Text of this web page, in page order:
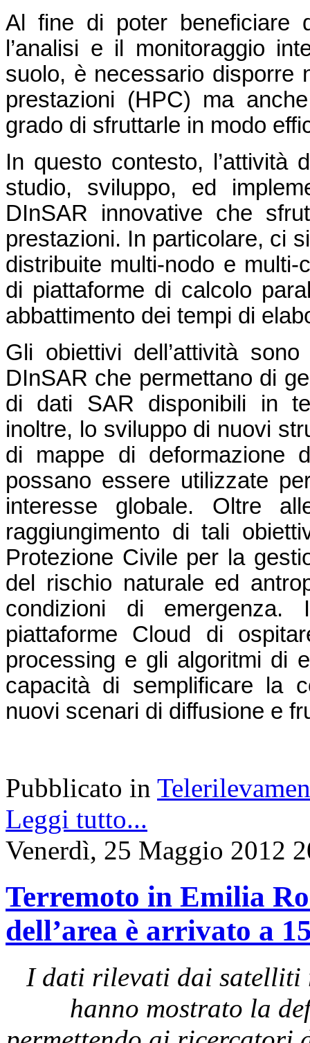
Al fine di poter beneficiare
l’analisi e il monitoraggio
suolo, è necessario disporre
prestazioni (HPC) ma
grado di sfruttarle in modo
In questo contesto, l’attività
studio, sviluppo, ed
DInSAR innovative che
prestazioni. In particolare, ci
distribuite multi-nodo e
di piattaforme di calcolo
abbattimento dei tempi di
Gli obiettivi dell’attività
DInSAR che permettano di
di dati SAR disponibili in
inoltre, lo sviluppo di nuovi
di mappe di deformazione
possano essere utilizzate
interesse globale. Oltre
raggiungimento di tali
Protezione Civile per la
del rischio naturale ed
condizioni di emergenza.
piattaforme Cloud di
processing e gli algoritmi di
capacità di semplificare la
nuovi scenari di diffusione e
Pubblicato in
Leggi tutto...
Venerdì, 25 Maggio 2012
Terremoto in Emilia
dell’area è arrivato a
I dati rilevati dai satelliti
hanno mostrato la